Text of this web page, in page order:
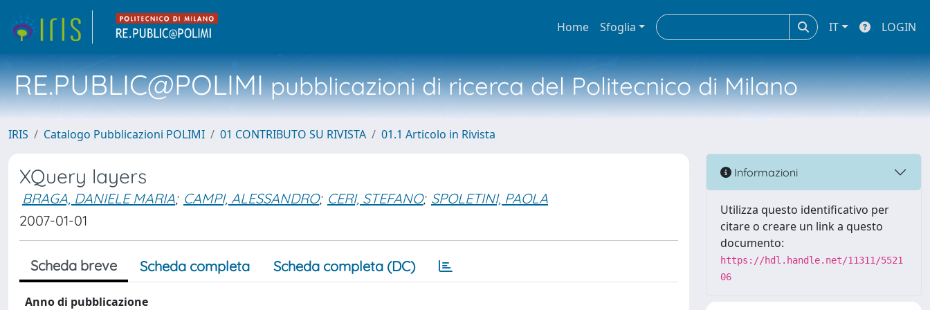
Home Sfoglia IT LOGIN
RE.PUBLIC@POLIMIpubblicazioni di ricerca del Politecnico di Milano
IRIS Catalogo Pubblicazioni POLIMI 01 CONTRIBUTO SU RIVISTA 01.1 Articolo in Rivista
XQuery layers
BRAGA, DANIELE MARIA; CAMPI, ALESSANDRO; CERI, STEFANO; SPOLETINI, PAOLA
2007-01-01
Scheda breve Scheda completa Scheda completa (DC)
Anno di pubblicazione
Informazioni
Utilizza questo identificativo per
citare o creare un link a questo
documento:
https://hdl.handle.net/11311/5521
06